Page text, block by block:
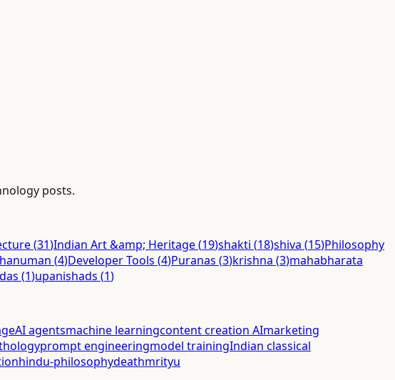
posts.
(31)Indian Art &amp; Heritage(19)shakti (18)shiva (15)Philosophy
hanuman (4)Developer Tools (4)Puranas (3)krishna (3)mahabharata
(1)upanishads (1)
AI agentsmachine learningcontent creation AImarketing
prompt engineeringmodel trainingIndian classical
hindu-philosophydeathmrityu